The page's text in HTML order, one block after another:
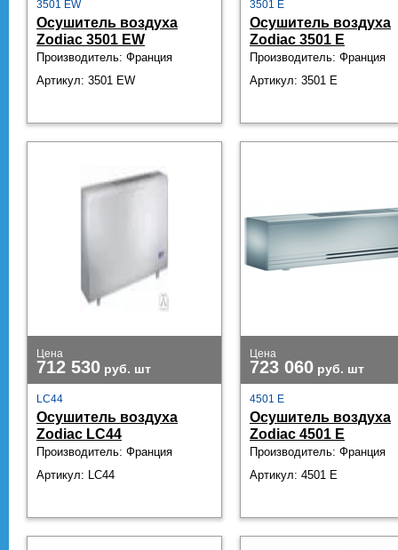
3501 EW
Осушитель воздуха
Zodiac 3501 EW
Производитель: Франция
Артикул: 3501 EW
3501 E
Осушитель воздуха
Zodiac 3501 E
Производитель: Франция
Артикул: 3501 E
Цена
712 530 руб. шт
LC44
Осушитель воздуха
Zodiac LC44
Производитель: Франция
Артикул: LC44
Цена
723 060 руб. шт
4501 E
Осушитель воздуха
Zodiac 4501 E
Производитель: Франция
Артикул: 4501 E